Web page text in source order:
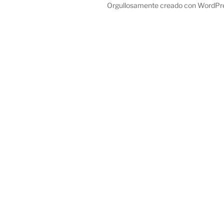
Orgullosamente creado con